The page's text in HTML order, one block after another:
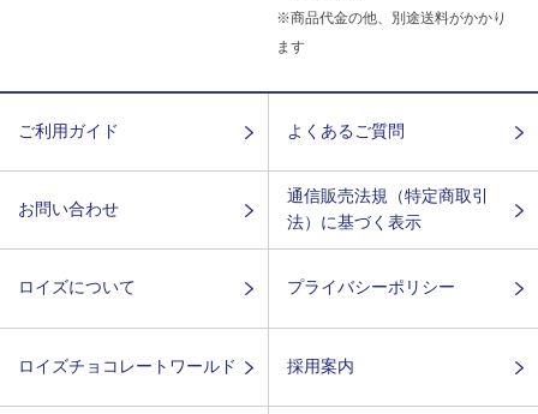
※商品代金の他、別途送料がかかり
ます
ご利用ガイド よくあるご質問
お問い合わせ
通信販売法規（特定商取引
法）に基づく表示
ロイズについて プライバシーポリシー
ロイズチョコレートワールド 採用案内